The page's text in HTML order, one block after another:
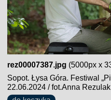
rez00007387.jpg (5000px x
Sopot. Łysa Góra. Festiwal
22.06.2024 / fot.Anna